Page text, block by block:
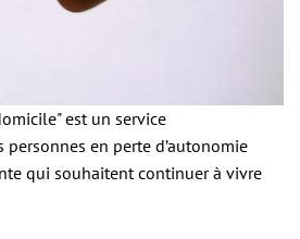
est un service
personnes en perte d’autonomie
qui souhaitent continuer à vivre